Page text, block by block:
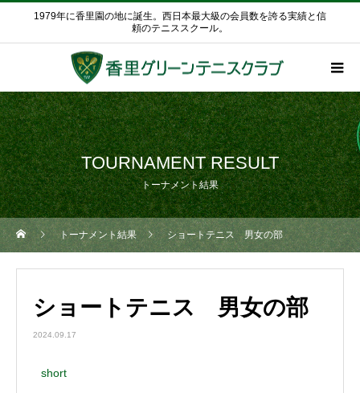
1979年に香里園の地に誕生。西日本最大級の会員数を誇る実績と信
頼のテニススクール。
TOURNAMENT RESULT
トーナメント結果
トーナメント結果 ショートテニス 男女の部
ショートテニス 男女の部
2024.09.17
short